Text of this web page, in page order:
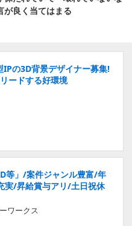
が良く当てはまる
の3D背景デザイナー募集!
ードする好環境
等」/案件ジャンル豊富/年
実/昇給賞与アリ/土日祝休
ワークス